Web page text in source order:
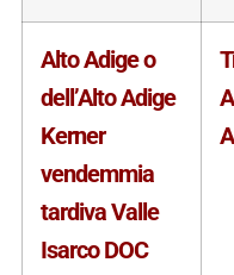
Alto Adige o
dell’Alto Adige
Kerner
vendemmia
tardiva Valle
Isarco DOC